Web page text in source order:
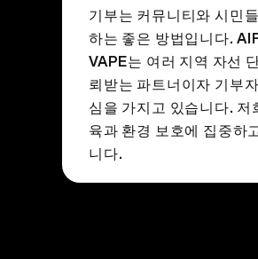
기부는 커뮤니티와 시민
하는 좋은 방법입니다.
VAPE는 여러 지역 자선
뢰받는 파트너이자 기부
심을 가지고 있습니다. 저
육과 환경 보호에 집중하
니다.